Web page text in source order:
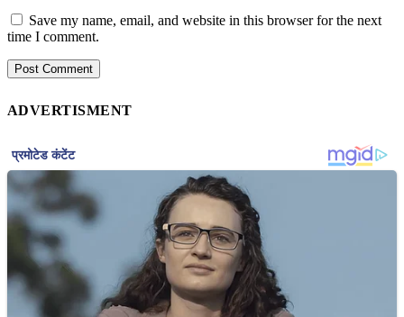
Save my name, email, and website in this browser for the next
time I comment.
ADVERTISMENT